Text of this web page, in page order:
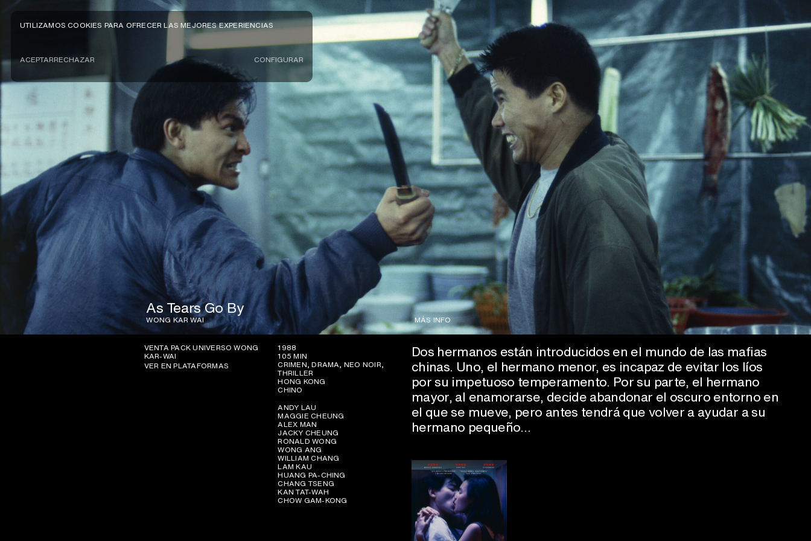
UTILIZAMOS COOKIES PARA OFRECER LAS MEJORES EXPERIENCIAS
ACEPTARRECHAZAR CONFIGURAR
As Tears Go By
WONG KAR WAI MÁS INFO
VENTA PACK UNIVERSO WONG
KAR-WAI
VER EN PLATAFORMAS
1988
105 MIN
CRIMEN, DRAMA, NEO NOIR,
THRILLER
HONG KONG
CHINO
ANDY LAU
MAGGIE CHEUNG
ALEX MAN
JACKY CHEUNG
RONALD WONG
WONG ANG
WILLIAM CHANG
LAM KAU
HUANG PA-CHING
CHANG TSENG
KAN TAT-WAH
CHOW GAM-KONG
Dos hermanos están introducidos en el mundo de las mafias
chinas. Uno, el hermano menor, es incapaz de evitar los líos
por su impetuoso temperamento. Por su parte, el hermano
mayor, al enamorarse, decide abandonar el oscuro entorno en
el que se mueve, pero antes tendrá que volver a ayudar a su
hermano pequeño…